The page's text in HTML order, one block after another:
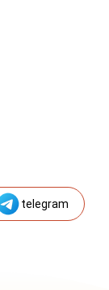
telegram